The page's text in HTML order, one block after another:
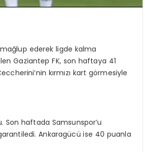
mağlup ederek ligde kalma
Gaziantep FK, son haftaya 41
kırmızı kart görmesiyle
Son haftada Samsunspor’u
Ankaragücü ise 40 puanla